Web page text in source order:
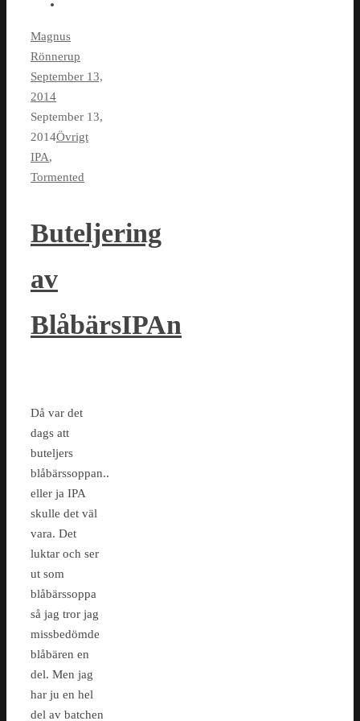
Magnus
Rönnerup
September 13,
2014
September 13,
2014Övrigt
IPA,
Tormented
Buteljering
av
BlåbärsIPAn
Då var det
dags att
buteljers
blåbärssoppan..
eller ja IPA
skulle det väl
vara. Det
luktar och ser
ut som
blåbärssoppa
så jag tror jag
missbedömde
blåbären en
del. Men jag
har ju en hel
del av batchen